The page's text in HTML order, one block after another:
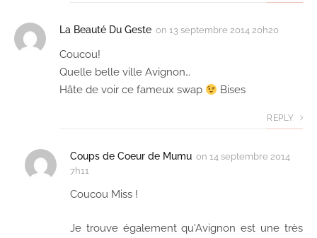
La Beauté Du Geste on 13 septembre 2014 20h20
Coucou!
Quelle belle ville Avignon…
Hâte de voir ce fameux swap
Bises
REPLY
Coups de Coeur de Mumu on 14 septembre 2014
7h11
Coucou Miss !
Je trouve également qu'Avignon est une très